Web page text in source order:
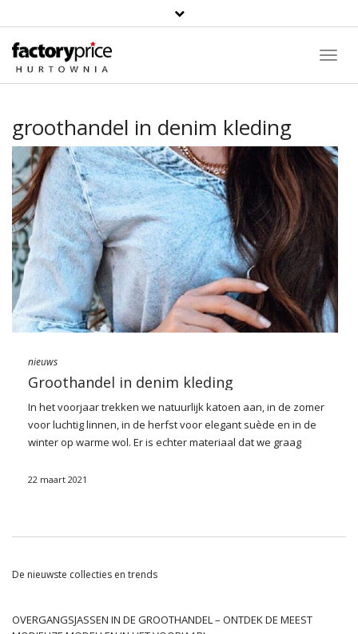
groothandel in denim kleding
nieuws
Groothandel in denim kleding
In het voorjaar trekken we natuurlijk katoen aan, in de zomer
voor luchtig linnen, in de herfst voor elegant suède en in de
winter op warme wol. Er is echter materiaal dat we graag
het voor jeDe meest interessante kledingstukken en we
Waarom wedden op denimkleding?
seizoen of veranderende trends. Tijdloos, duurzaam en
verschillende gelegenheden (voor werk, waar geen
22 maart 2021
De nieuwste collecties en trends
OVERGANGSJASSEN IN DE GROOTHANDEL – ONTDEK DE MEEST